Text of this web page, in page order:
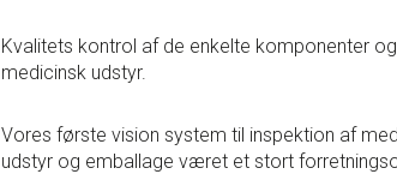
Kvalitets kontrol af de enkelte komponenter
medicinsk udstyr.
Vores første vision system til inspektion af
udstyr og emballage været et stort